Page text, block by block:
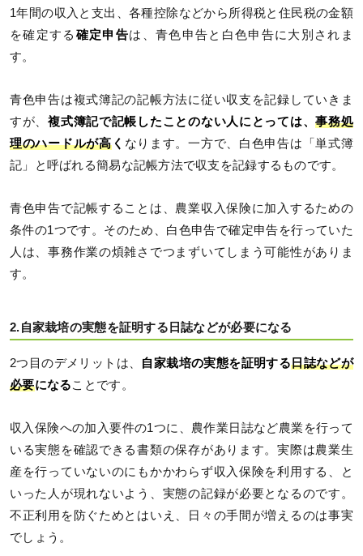
1年間の収入と支出、各種控除などから所得税と住民税の金額
を確定する 確定申告は、青色申告と白色申告に大別されま
す。
青色申告は複式簿記の記帳方法に従い収支を記録していきま
すが、複式簿記で記帳したことのない人にとっては、事務処
理のハードルが高く なります。一方で、白色申告は「単式簿
記」と呼ばれる簡易な記帳方法で収支を記録するものです。
青色申告で記帳することは、農業収入保険に加入するための
条件の1つです。そのため、白色申告で確定申告を行っていた
人は、事務作業の煩雑さでつまずいてしまう可能性がありま
す。
2.自家栽培の実態を証明する日誌などが必要になる
2つ目のデメリットは、 自家栽培の実態を証明する日誌などが
必要になることです。
収入保険への加入要件の1つに、農作業日誌など農業を行って
いる実態を確認できる書類の保存があります。実際は農業生
産を行っていないのにもかかわらず収入保険を利用する、と
いった人が現れないよう、実態の記録が必要となるのです。
不正利用を防ぐためとはいえ、日々の手間が増えるのは事実
でしょう。